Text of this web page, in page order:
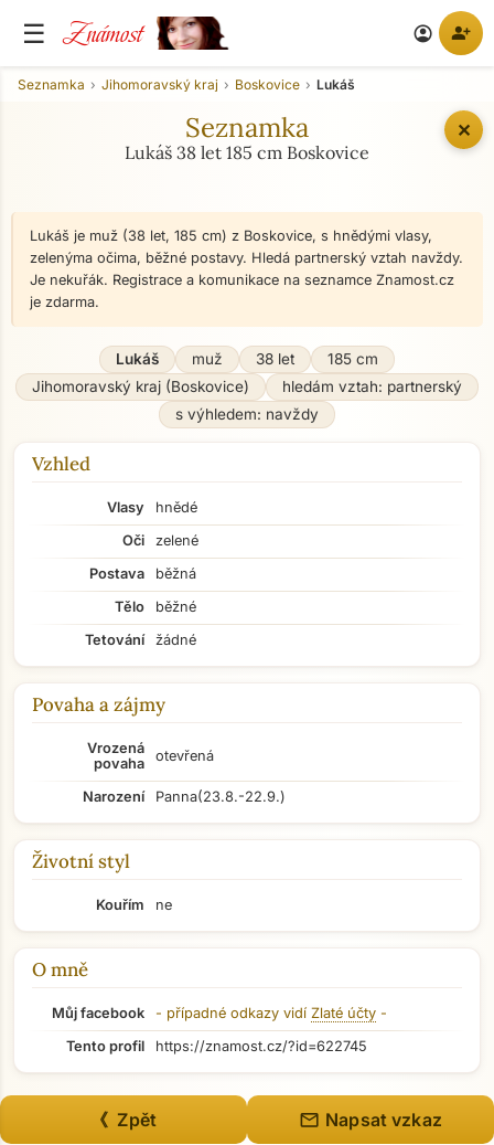
☰ Známost account_circle person_add
✕
Seznamka Jihomoravský kraj Boskovice Lukáš
Seznamka
Lukáš 38 let 185 cm Boskovice
Lukáš je muž (38 let, 185 cm) z Boskovice, s hnědými vlasy,
zelenýma očima, běžné postavy. Hledá partnerský vztah navždy.
Je nekuřák. Registrace a komunikace na seznamce Znamost.cz
je zdarma.
Lukáš muž 38 let
185 cm
Jihomoravský kraj (Boskovice)
hledám vztah: partnerský
s výhledem: navždy
Vzhled
Vlasy
hnědé
Oči
zelené
Postava
běžná
Tělo
běžné
Tetování
žádné
Povaha a zájmy
Vrozená
povaha
otevřená
Narození Panna(23.8.-22.9.)
Životní styl
Kouřím ne
O mně
Můj facebook - případné odkazy vidí Zlaté účty -
Tento profil
https://znamost.cz/?id=622745
《 Zpět mail Napsat vzkaz